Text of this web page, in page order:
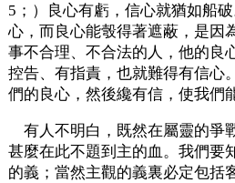
5；）良心有虧，信心就猶如船
心，而良心能彀得著遮蔽，是因
事不合理、不合法的人，他的良
控告、有指責，也就難得有信心
們的良心，然後纔有信，使我們
有人不明白，既然在屬靈的爭
甚麼在此不題到主的血。我們要
的義；當然主觀的義裏必定包括